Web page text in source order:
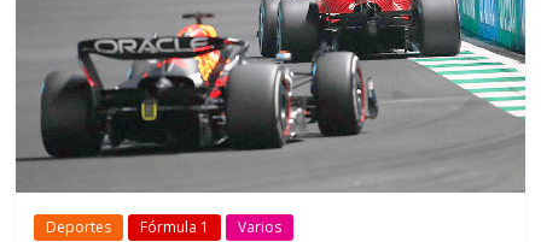
Deportes Fórmula 1 Varios